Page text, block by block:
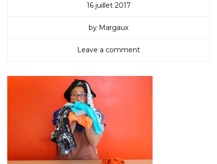
16 juillet 2017
by Margaux
Leave a comment